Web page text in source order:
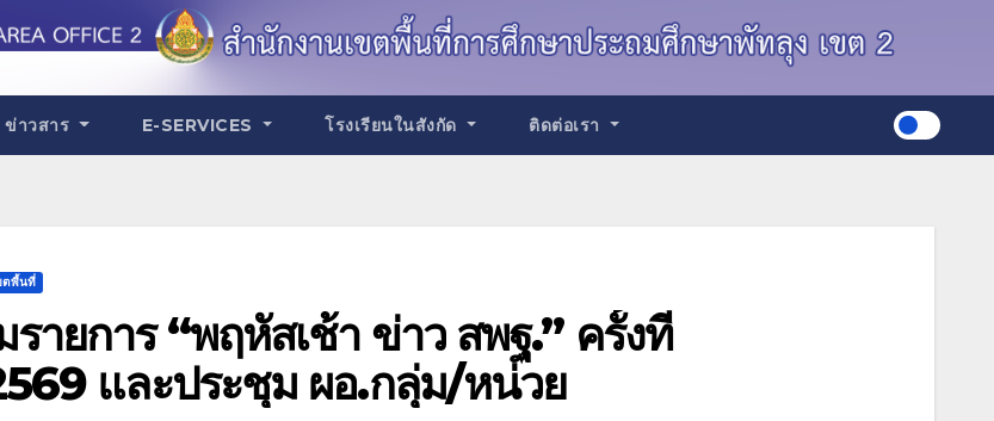
ข่าวสาร E-SERVICES โรงเรียนในสังกัด ติดต่อเรา
ตพื้นที่
ายการ “พฤหัสเช้า ข่าว สพฐ.” ครั้งที่
และประชุม ผอ.กลุ่ม/หน่วย